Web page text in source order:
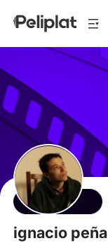
Follow
ignacio peña